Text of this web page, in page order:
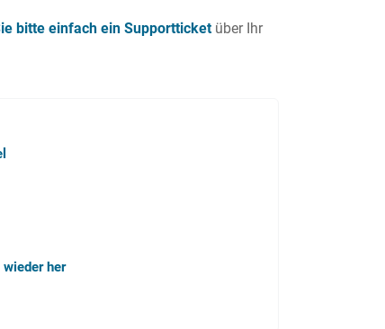
bitte einfach ein Supportticketüber Ihr
her